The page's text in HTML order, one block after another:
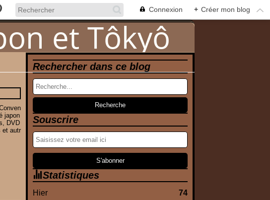
Connexion + Créer mon blog
japon
DVD
et autr
Rechercher dans ce blog
Souscrire
Statistiques
Hier
74